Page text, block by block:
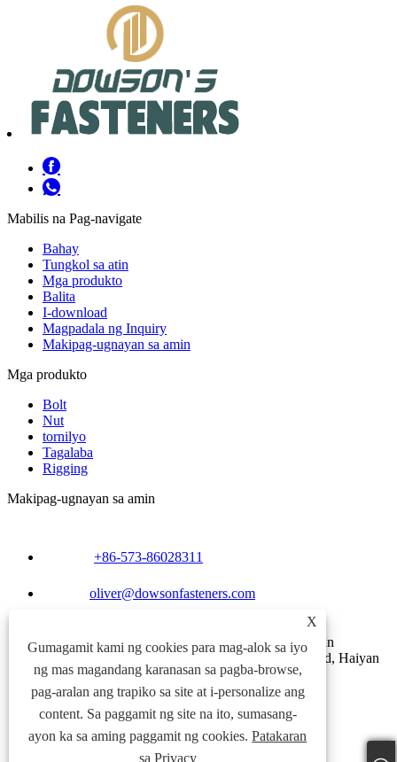
X
Gumagamit kami ng cookies para mag-alok sa iyo
ng mas magandang karanasan sa pagba-browse,
pag-aralan ang trapiko sa site at i-personalize ang
content. Sa paggamit ng site na ito, sumasang-
ayon ka sa aming paggamit ng cookies.Patakaran
sa Privacy
Mabilis na Pag-navigate
Bahay
Tungkol sa atin
Mga produkto
Balita
I-download
Magpadala ng Inquiry
Makipag-ugnayan sa amin
Mga produkto
Bolt
Nut
tornilyo
Tagalaba
Rigging
Makipag-ugnayan sa amin
+86-573-86028311
oliver@dowsonfasteners.com
North Gate Road, Pingshui Road, Chang'an
Commercial Plaza, No. 1883 Chang'an North Road, Haiyan
County, Jiaxing City, Zhejiang Province, China
Links
Sitemap
RSS